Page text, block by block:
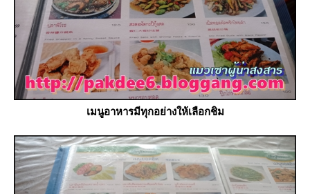
เมนูอาหารมีทุกอย่างให้เลือกชิม